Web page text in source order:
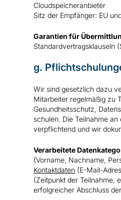
Cloudspeicheranbieter
Sitz der Empfänger: EU
Garantien für
Standardvertragsklauseln
g.
Wir sind gesetzlich dazu
Mitarbeiter regelmäßig zu
Gesundheitsschutz,
schulen. Die Teilnahme
verpflichtend und wir
Verarbeitete
(Vorname, Nachname,
Kontaktdaten (E-Mail-
(Zeitpunkt der Teilnahme,
erfolgreicher Abschluss